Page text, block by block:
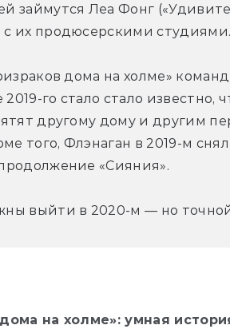
займутся Леа Фонг
их продюсерскими студиями.
дома на холме»
го стало стало известно,
другому дому и другим
того, Флэнаган в 2019-м
«Сияния».
выйти в 2020-м — но
на холме»: умная